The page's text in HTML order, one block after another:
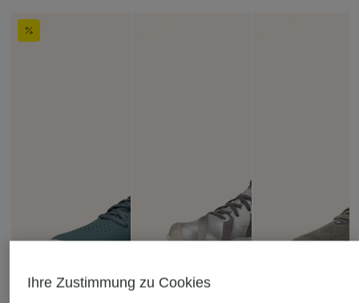
Ihre Zustimmung zu Cookies